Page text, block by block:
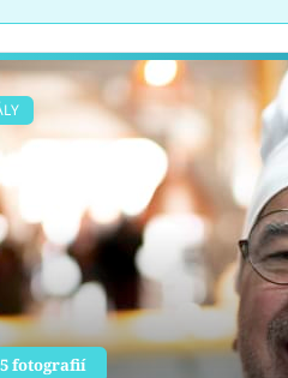
5 fotografií